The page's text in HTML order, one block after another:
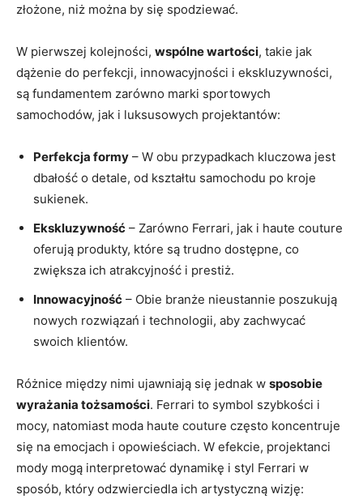
złożone, niż można​ by się ⁣spodziewać.
W pierwszej ⁢kolejności, wspólne⁢ wartości, takie jak
dążenie do perfekcji, ‍innowacyjności i​ ekskluzywności,
⁢są fundamentem zarówno ⁢marki sportowych
samochodów, ⁢jak i luksusowych projektantów:
Perfekcja formy –⁤ W ⁣obu przypadkach⁣ kluczowa ‍jest
dbałość o detale, od ​kształtu ⁣samochodu po kroje
sukienek.
Ekskluzywność – Zarówno ‌Ferrari, jak i‌ haute couture
oferują‍ produkty, które są ⁤trudno dostępne, co⁤
zwiększa ich atrakcyjność i prestiż.
Innowacyjność – ​Obie ⁢branże‍ nieustannie poszukują
⁢nowych rozwiązań i ⁤technologii, aby zachwycać
swoich klientów.
Różnice ⁢między⁤ nimi ‌ujawniają się ​jednak w sposobie
wyrażania tożsamości. Ferrari‍ to ⁢symbol szybkości i
mocy, natomiast moda haute couture‍ często koncentruje‍
się na emocjach i opowieściach. W efekcie, projektanci
mody mogą interpretować dynamikę i styl Ferrari⁤ w
sposób,⁢ który odzwierciedla ich artystyczną ​wizję: